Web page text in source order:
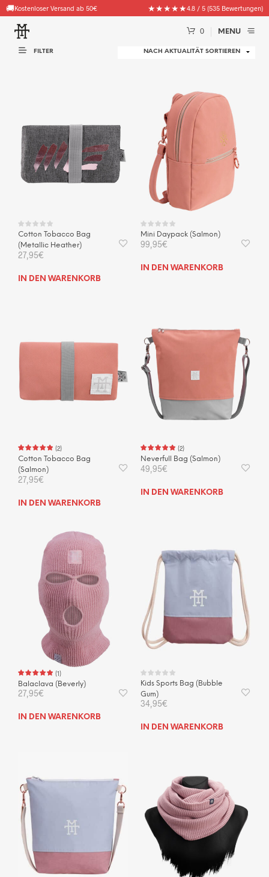
🚚Kostenloser Versand ab 50€ ★★★★★4.8 / 5 (535 Bewertungen)
0 MENU
FILTER
Cotton Tobacco Bag
(Metallic Heather)
27,95€
IN DEN WARENKORB
Mini Daypack (Salmon)
99,95€
IN DEN WARENKORB
(2)
Cotton Tobacco Bag
(Salmon)
27,95€
IN DEN WARENKORB
(2)
Neverfull Bag (Salmon)
49,95€
IN DEN WARENKORB
(1)
Balaclava (Beverly)
27,95€
IN DEN WARENKORB
Kids Sports Bag (Bubble
Gum)
34,95€
IN DEN WARENKORB